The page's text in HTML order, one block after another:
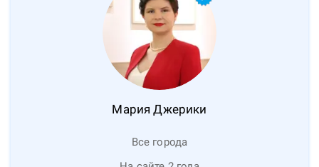
Мария Джерики
Все города